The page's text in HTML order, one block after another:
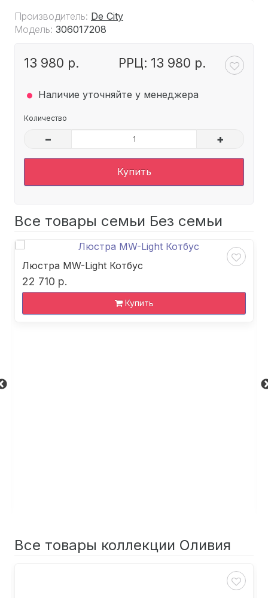
Производитель: De City
Модель: 306017208
13 980 р. РРЦ: 13 980 р.
. Наличие уточняйте у менеджера
Количество
– +
Купить
Все товары семьи Без семьи
Люстра MW-Light Котбус
22 710 р.
Купить
Все товары коллекции Оливия